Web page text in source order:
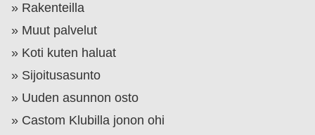
Rakenteilla
Muut palvelut
Koti kuten haluat
Sijoitusasunto
Uuden asunnon osto
Castom Klubilla jonon ohi